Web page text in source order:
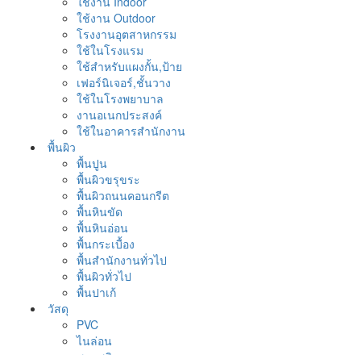
ใช้งาน Outdoor
โรงงานอุตสาหกรรม
ใช้ในโรงแรม
ใช้สำหรับแผงกั้น,ป้าย
เฟอร์นิเจอร์,ชั้นวาง
ใช้ในโรงพยาบาล
งานอเนกประสงค์
ใช้ในอาคารสำนักงาน
พื้นผิว
พื้นปูน
พื้นผิวขรุขระ
พื้นผิวถนนคอนกรีต
พื้นหินขัด
พื้นหินอ่อน
พื้นกระเบื้อง
พื้นสำนักงานทั่วไป
พื้นผิวทั่วไป
พื้นปาเก้
วัสดุ
PVC
ไนล่อน